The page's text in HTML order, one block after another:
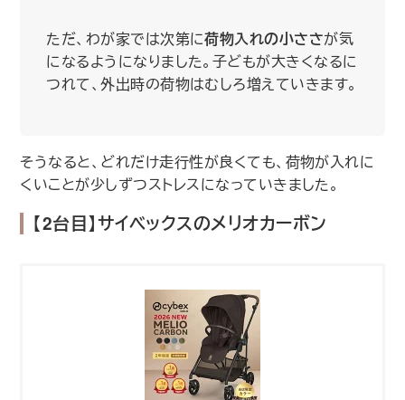
ただ、わが家では次第に荷物入れの小ささが気
になるようになりました。子どもが大きくなるに
つれて、外出時の荷物はむしろ増えていきます。
そうなると、どれだけ走行性が良くても、荷物が入れに
くいことが少しずつストレスになっていきました。
【2台目】サイベックスのメリオカーボン